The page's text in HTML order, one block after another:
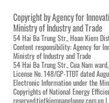
Copyright by Agency for
Ministry of Industry and Trade
54 Hai Ba Trung Str., Hoan Kiem
Content responsibility: Agency for
Ministry of Industry and Trade
54 Hai Ba Trung Str., Cua Nam
License No. 148/GP-TTĐT dated
Electronic Information under the
Copyrights of National Energy
reserved:tietkiemnangluong.com.vn |